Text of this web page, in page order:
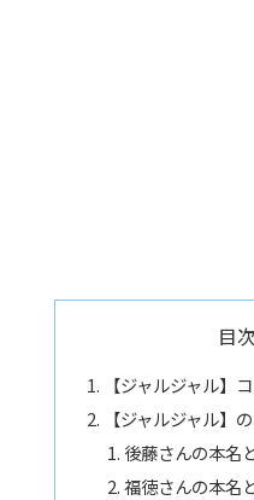
目次
【ジャルジャル】
【ジャルジャル】
後藤さんの本名
福徳さんの本名